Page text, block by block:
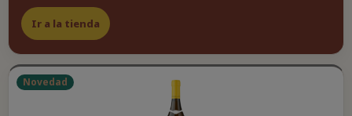
Ir a la tienda
Novedad